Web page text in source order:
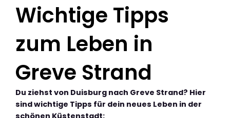
Wichtige Tipps
zum Leben in
Greve Strand
Du ziehst von Duisburg nach Greve Strand? Hier
sind wichtige Tipps für dein neues Leben in der
schönen Küstenstadt: